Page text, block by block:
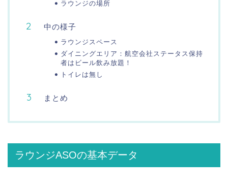
ラウンジの場所
中の様子
ラウンジスペース
ダイニングエリア：航空会社ステータス保持
者はビール飲み放題！
トイレは無し
まとめ
ラウンジASOの基本データ